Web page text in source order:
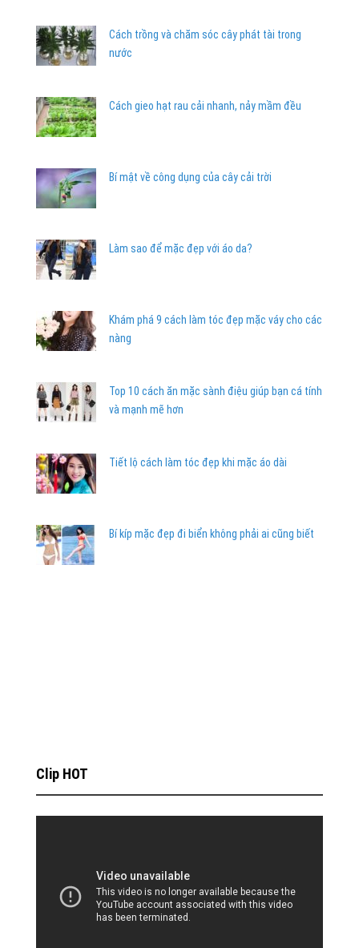
Cách trồng và chăm sóc cây phát tài trong
nước
Cách gieo hạt rau cải nhanh, nảy mầm đều
Bí mật về công dụng của cây cải trời
Làm sao để mặc đẹp với áo da?
Khám phá 9 cách làm tóc đẹp mặc váy cho các
nàng
Top 10 cách ăn mặc sành điệu giúp bạn cá tính
và mạnh mẽ hơn
Tiết lộ cách làm tóc đẹp khi mặc áo dài
Bí kíp mặc đẹp đi biển không phải ai cũng biết
Clip HOT